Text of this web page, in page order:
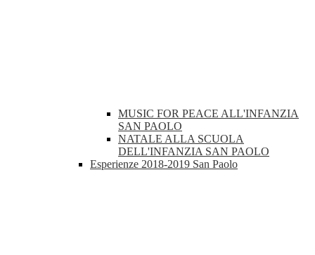
MUSIC FOR PEACE ALL'INFANZIA
SAN PAOLO
NATALE ALLA SCUOLA
DELL'INFANZIA SAN PAOLO
Esperienze 2018-2019 San Paolo